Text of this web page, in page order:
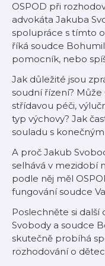
OSPOD při
advokáta Jakuba
spolupráce s tímto
říká soudce
pomocník, nebo
Jak důležité jsou
soudní řízení? Může
střídavou péči,
typ výchovy? Jak
souladu s
A proč Jakub
selhává v mezidobí
podle něj měl
fungování soudce
Poslechněte si
Svobody a soudce
skutečně probíhá
rozhodování o